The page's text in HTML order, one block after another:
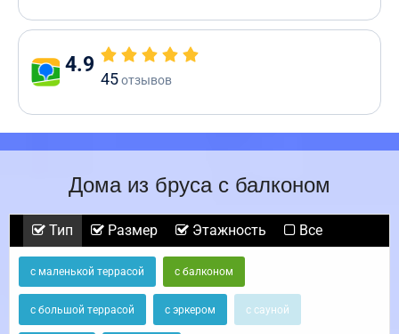
4.9
45отзывов
Дома из бруса с балконом
Тип Размер Этажность Все
с маленькой террасой с балконом
с большой террасой с эркером с сауной